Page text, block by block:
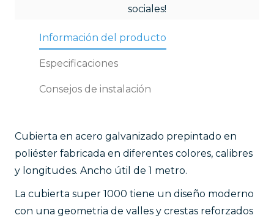
sociales!
Información del producto
Especificaciones
Consejos de instalación
Cubierta en acero galvanizado prepintado en
poliéster fabricada en diferentes colores, calibres
y longitudes. Ancho útil de 1 metro.
La cubierta super 1000 tiene un diseño moderno
con una geometria de valles y crestas reforzados